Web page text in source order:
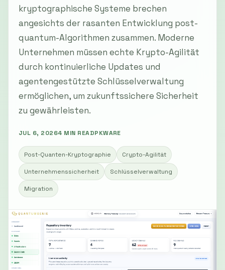
kryptographische Systeme brechen
angesichts der rasanten Entwicklung post-
quantum-Algorithmen zusammen. Moderne
Unternehmen müssen echte Krypto-Agilität
durch kontinuierliche Updates und
agentengestützte Schlüsselverwaltung
ermöglichen, um zukunftssichere Sicherheit
zu gewährleisten.
JUL 6, 20264 MIN READPKWARE
Post-Quanten-Kryptographie Crypto-Agilität
Unternehmenssicherheit Schlüsselverwaltung
Migration